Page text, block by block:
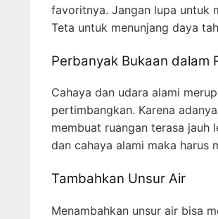
favoritnya. Jangan lupa untuk
Teta untuk menunjang daya
Perbanyak Bukaan dalam
Cahaya dan udara alami
pertimbangkan. Karena
membuat ruangan terasa jauh
dan cahaya alami maka harus
Tambahkan Unsur Air
Menambahkan unsur air bisa